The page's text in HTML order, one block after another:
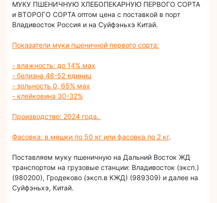
МУКУ ПШЕНИЧНУЮ ХЛЕБОПЕКАРНУЮ ПЕРВОГО СОРТА
и ВТОРОГО СОРТА оптом цена с поставкой в порт
Владивосток Россия и на Суйфэньхэ Китай.
Показатели муки пшеничной первого сорта:
- влажность: до 14% мax
- белизна 48-52 единиц
- зольность 0, 65% мах
- клейковина 30-32%
Производство: 2024 года.
Фасовка: в мешки по 50 кг или фасовка по 2 кг.
Поставляем муку пшеничную на Дальний Восток ЖД
транспортом на грузовые станции: Владивосток (эксп.)
(980200), Гродеково (эксп.в КЖД) (989309) и далее на
Суйфэньхэ, Китай.